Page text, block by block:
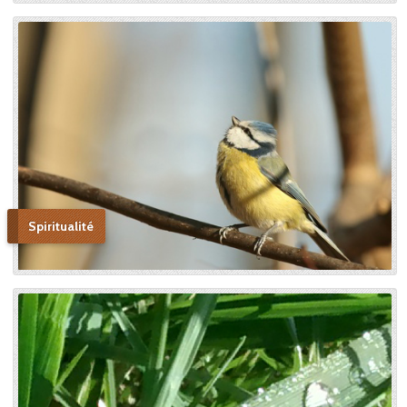
le bon Dieu s’était servi pour
montrer aux âmes “la voie de
l’enfance spirituelle” afin qu’il
produise tout l’effet pour
lequel il avait été créé. » En
promulguant le décret sur
l’héroïcité des vertus de
Thérèse, le pape Benoît XV
saluera cette « voie de la
confiance et de l’abandon ».
Bonne lecture pour aller de
découvertes en découvertes.
« Autobiographie de la sœur
et novice de la Petite
Thérèse. Histoire d’un tison
arraché du feu. » Edition du
Carmel. 386 pages. 20 Euros
Spiritualité